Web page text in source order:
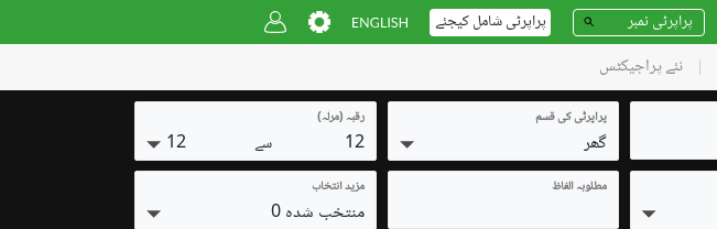
پراپرٹی شامل کیجئے
نئے پراجیکٹس
پراپرٹی کی قسم
گھر
رقبہ (مرلہ)
12 سے 12
مطلوبہ الفاظ مزید انتخاب
منتخب شدہ 0